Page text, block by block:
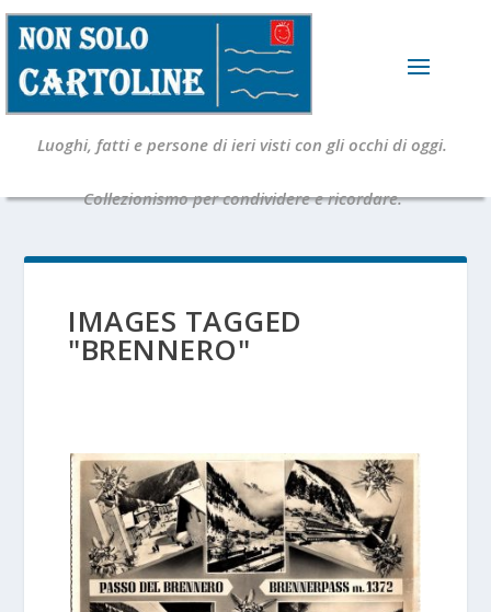
Luoghi, fatti e persone di ieri visti con gli occhi di oggi.
Collezionismo per condividere e ricordare.
IMAGES TAGGED
"BRENNERO"